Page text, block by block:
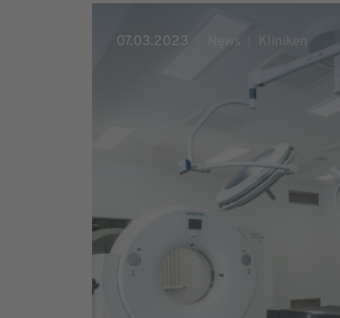
07.03.2023 News Kliniken